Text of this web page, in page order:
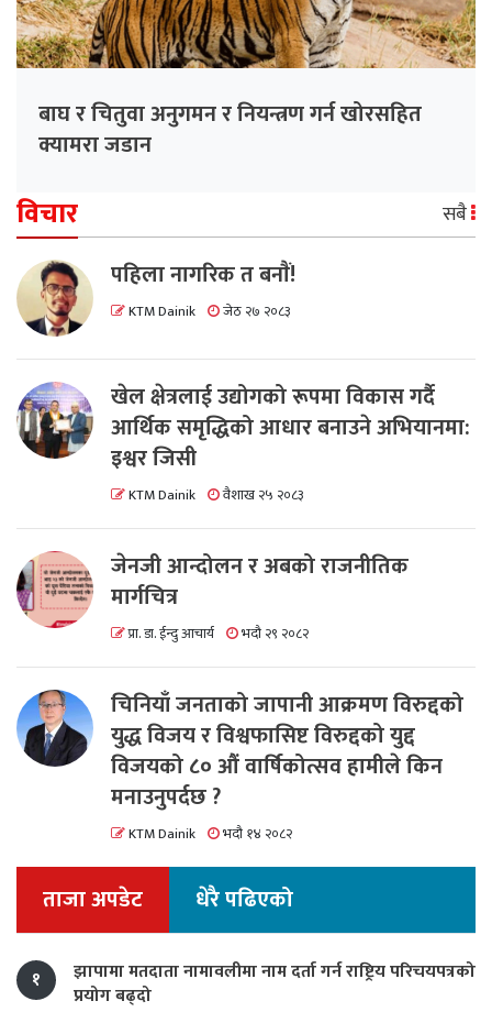
बाघ र चितुवा अनुगमन र नियन्त्रण गर्न खोरसहित
क्यामरा जडान
विचार सबै
पहिला नागरिक त बनाैं!
KTM Dainik जेठ २७ २०८३
खेल क्षेत्रलाई उद्योगको रूपमा विकास गर्दै
आर्थिक समृद्धिको आधार बनाउने अभियानमा:
इश्वर जिसी
KTM Dainik वैशाख २५ २०८३
जेनजी आन्दोलन र अबको राजनीतिक
मार्गचित्र
प्रा. डा. ईन्दु आचार्य भदौ २९ २०८२
चिनियाँ जनताको जापानी आक्रमण विरुद्दको
युद्ध विजय र विश्वफासिष्ट विरुद्दको युद्द
विजयको ८० औं वार्षिकोत्सव हामीले किन
मनाउनुपर्दछ ?
KTM Dainik भदौ १४ २०८२
ताजा अपडेट धेरै पढिएको
१
झापामा मतदाता नामावलीमा नाम दर्ता गर्न राष्ट्रिय परिचयपत्रको
प्रयोग बढ्दो